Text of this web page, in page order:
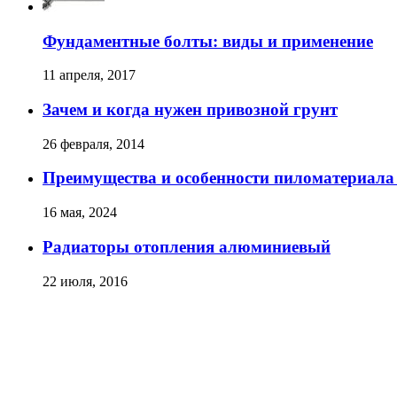
Фундаментные болты: виды и применение
11 апреля, 2017
Зачем и когда нужен привозной грунт
26 февраля, 2014
Преимущества и особенности пиломатериала
16 мая, 2024
Радиаторы отопления алюминиевый
22 июля, 2016